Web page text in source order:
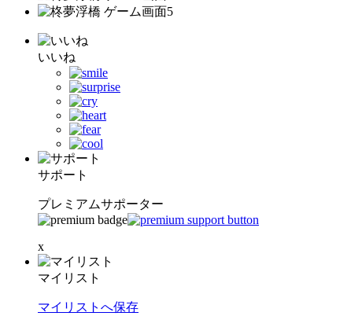
いいね
サポート
プレミアムサポーター
x
マイリスト
マイリストへ保存